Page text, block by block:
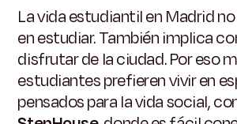
La vida estudiantil en Madrid
en estudiar. También implica
disfrutar de la ciudad. Por eso
estudiantes prefieren vivir en
pensados para la vida social,